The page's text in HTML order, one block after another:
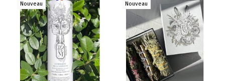
Nouveau
Nouveau